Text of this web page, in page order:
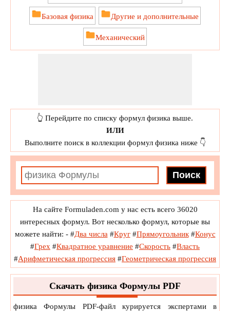
Базовая физика Другие и дополнительные
Механический
👆 Перейдите по списку формул физика выше.
ИЛИ
Выполните поиск в коллекции формул физика ниже 👇
На сайте Formuladen.com у нас есть всего 36020
интересных формул. Вот несколько формул, которые вы
можете найти: -#Два числа #Круг#Прямоугольник#Конус
#Грех #Квадратное уравнение #Скорость #Власть
#Арифметическая прогрессия #Геометрическая прогрессия
Скачать физика Формулы PDF
физика Формулы PDF-файл курируется экспертами в